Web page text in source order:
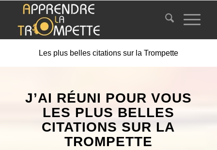
Les plus belles citations sur la Trompette
J’AI RÉUNI POUR VOUS
LES PLUS BELLES
CITATIONS SUR LA
TROMPETTE